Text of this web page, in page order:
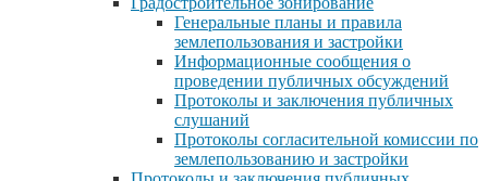
Генеральные планы и правила
землепользования и застройки
Информационные сообщения о
проведении публичных обсуждений
Протоколы и заключения публичных
слушаний
Протоколы согласительной комиссии по
землепользованию и застройки